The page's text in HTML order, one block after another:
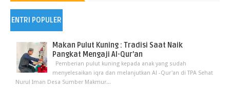
ENTRI POPULER
Makan Pulut Kuning : Tradisi Saat Naik
Pangkat Mengaji Al-Qur’an
Pemberian pulut kuning kepada anak yang sudah
menyelesaikan iqra dan melanjutkan Al -Qur'an di TPA Sehat
Nurul Iman Desa Sumber Makmur...